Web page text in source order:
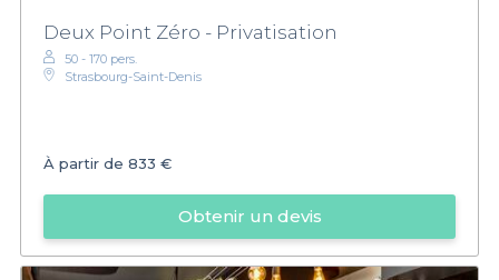
Deux Point Zéro - Privatisation
50 - 170 pers.
Strasbourg-Saint-Denis
À partir de 833 €
Obtenir un devis